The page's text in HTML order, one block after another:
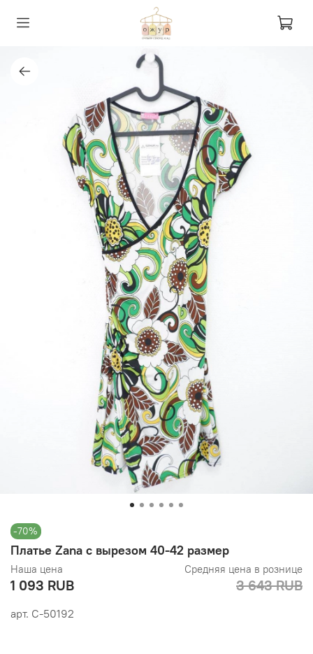
-70%
арт. С-50192
Платье Zana с вырезом 40-42 размер
Наша цена
1 093 RUB
Средняя цена в рознице
3 643 RUB